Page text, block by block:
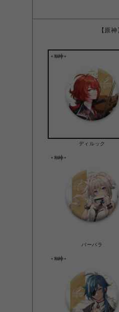
【原
ディルック
バーバラ